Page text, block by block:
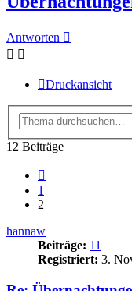
Antworten
Druckansicht
12 Beiträge
1
2
hannaw
Beiträge: 11
Registriert: 3.